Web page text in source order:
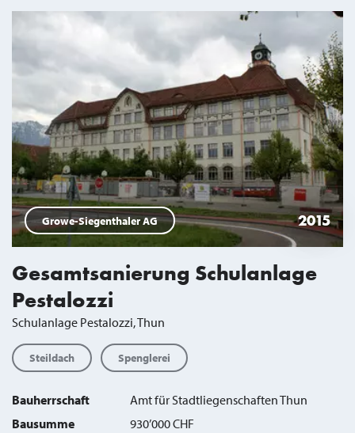
Growe-Siegenthaler AG 2015
Gesamtsanierung Schulanlage
Pestalozzi
Schulanlage Pestalozzi, Thun
Steildach Spenglerei
Bauherrschaft
Amt für Stadtliegenschaften Thun
Bausumme
930’000 CHF